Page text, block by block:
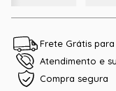
Frete Grátis
Atendimento e
Compra segura